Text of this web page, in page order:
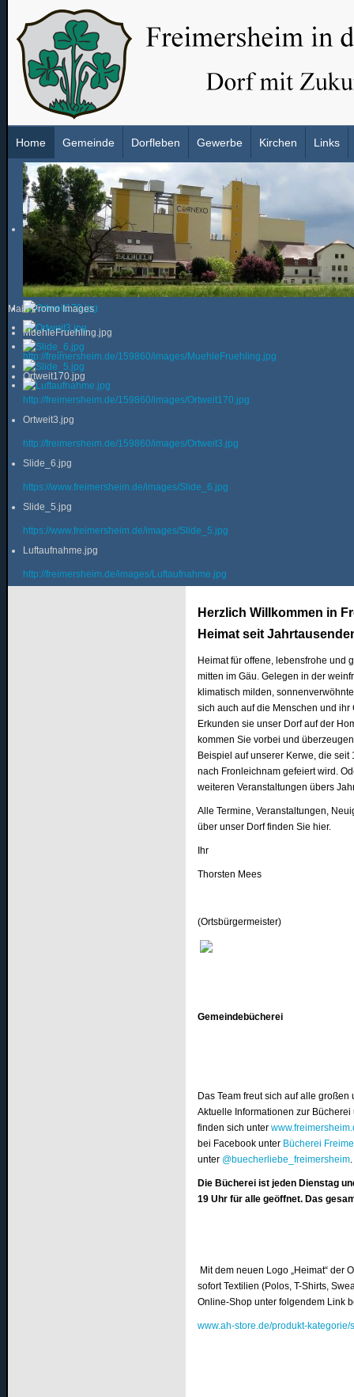
Home Gemeinde Dorfleben Gewerbe Kirchen Links
Main Promo Images
MuehleFruehling.jpg
http://freimersheim.de/159860/images/MuehleFruehling.jpg
Ortweit170.jpg
http://freimersheim.de/159860/images/Ortweit170.jpg
Ortweit3.jpg
http://freimersheim.de/159860/images/Ortweit3.jpg
Slide_6.jpg
https://www.freimersheim.de/images/Slide_6.jpg
Slide_5.jpg
https://www.freimersheim.de/images/Slide_5.jpg
Luftaufnahme.jpg
http://freimersheim.de/images/Luftaufnahme.jpg
Herzlich Willkommen in
Heimat seit
Heimat für offene, lebensfrohe und
mitten im Gäu. Gelegen in der
klimatisch milden,
sich auch auf die Menschen und ihr
Erkunden sie unser Dorf auf der
kommen Sie vorbei und
Beispiel auf unserer Kerwe, die
nach Fronleichnam gefeiert wird.
weiteren Veranstaltungen übers
Alle Termine, Veranstaltungen,
über unser Dorf finden Sie hier.
Ihr
Thorsten Mees
(Ortsbürgermeister)
Gemeindebücherei
Das Team freut sich auf alle
Aktuelle Informationen zur Bücherei
finden sich unter
bei Facebook unter Bücherei
unter @buecherliebe_freimersheim.
Die Bücherei ist jeden Dienstag
19 Uhr für alle geöffnet. Das
Mit dem neuen Logo „Heimat“ der
sofort Textilien (Polos, T-Shirts,
Online-Shop unter folgendem Link
www.ah-store.de/produkt-kategorie/